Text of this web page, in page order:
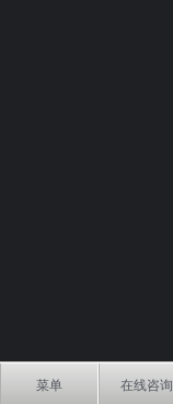
菜单 在线咨询